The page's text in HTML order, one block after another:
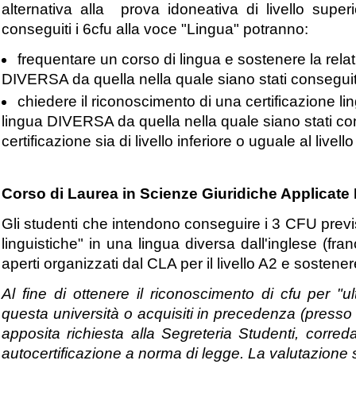
alternativa alla prova idoneativa di livello
conseguiti i 6cfu alla voce "Lingua" potranno:
frequentare un corso di lingua e sostenere la
DIVERSA da quella nella quale siano stati
chiedere il riconoscimento di una certificazione
lingua DIVERSA da quella nella quale siano stati
certificazione sia di livello inferiore o uguale al
Corso di Laurea in Scienze Giuridiche Applicate
Gli studenti che intendono conseguire i 3 CFU
linguistiche" in una lingua diversa dall'inglese
aperti organizzati dal CLA per il livello A2 e
Al fine di ottenere il riconoscimento di cfu per
questa università o acquisiti in precedenza
apposita richiesta alla Segreteria Studenti,
autocertificazione a norma di legge. La